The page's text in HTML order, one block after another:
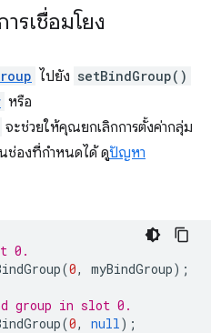
รเชื่อมโยง
ไปยัง setBindGroup()
หรือ
จะช่วยให้คุณยกเลิกการตั้งค่ากลุ่ม
ช่องที่กำหนดได้ ดูปัญหา
0.
(0, myBindGroup);
group in slot 0.
(0, null);